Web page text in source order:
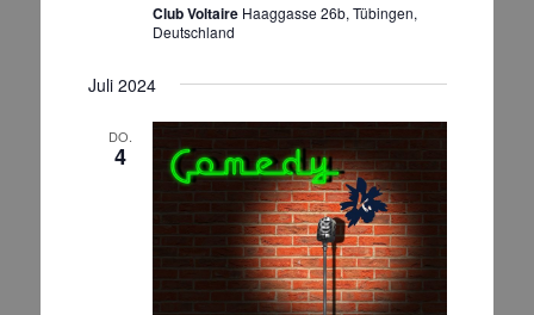
Club Voltaire Haaggasse 26b, Tübingen,
Deutschland
Juli 2024
DO.
4